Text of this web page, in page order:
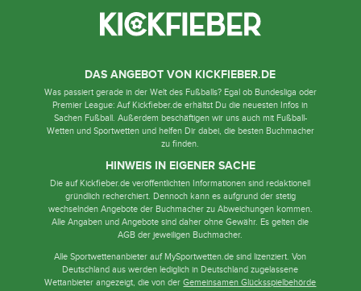
DAS ANGEBOT VON KICKFIEBER.DE
Was passiert gerade in der Welt des Fußballs? Egal ob Bundesliga oder
Premier League: Auf Kickfieber.de erhältst Du die neuesten Infos in
Sachen Fußball. Außerdem beschäftigen wir uns auch mit Fußball-
Wetten und Sportwetten und helfen Dir dabei, die besten Buchmacher
zu finden.
HINWEIS IN EIGENER SACHE
Die auf Kickfieber.de veröffentlichten Informationen sind redaktionell
gründlich recherchiert. Dennoch kann es aufgrund der stetig
wechselnden Angebote der Buchmacher zu Abweichungen kommen.
Alle Angaben und Angebote sind daher ohne Gewähr. Es gelten die
AGB der jeweiligen Buchmacher.
Alle Sportwettenanbieter auf MySportwetten.de sind lizenziert. Von
Deutschland aus werden lediglich in Deutschland zugelassene
Wettanbieter angezeigt, die von derGemeinsamen Glücksspielbehörde